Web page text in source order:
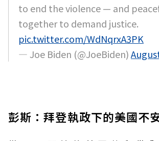
to end the violence — and
together to demand justice.
pic.twitter.com/WdNqrxA3PK
— Joe Biden (@JoeBiden)
彭斯：拜登執政下的美國不